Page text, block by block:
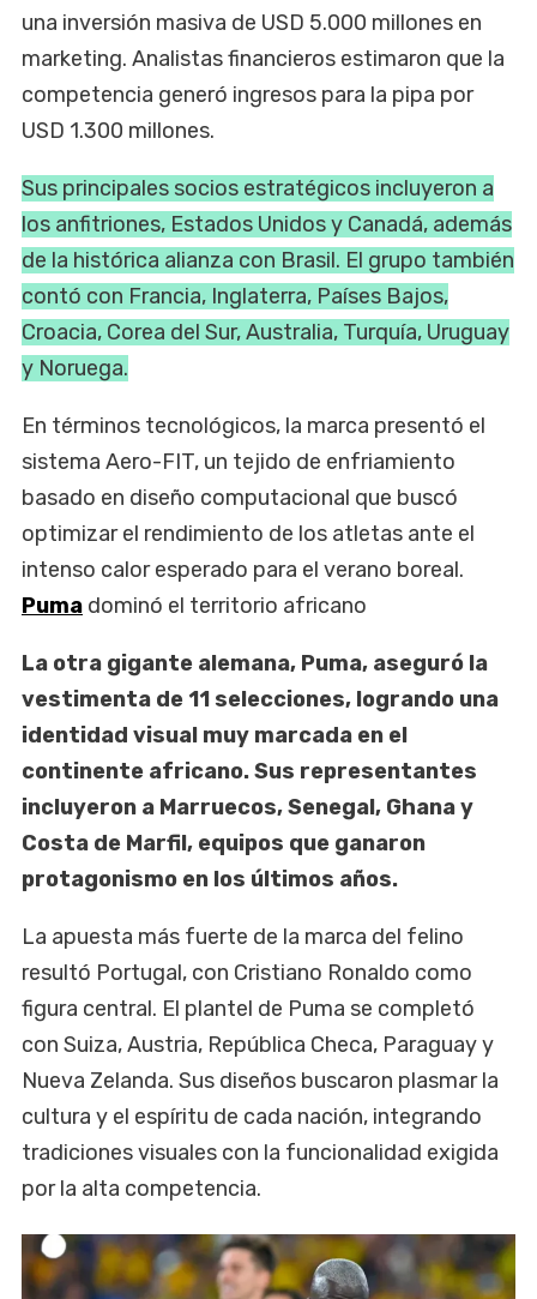
una inversión masiva de USD 5.000 millones en
marketing. Analistas financieros estimaron que la
competencia generó ingresos para la pipa por
USD 1.300 millones.
Sus principales socios estratégicos incluyeron a
los anfitriones, Estados Unidos y Canadá, además
de la histórica alianza con Brasil. El grupo también
contó con Francia, Inglaterra, Países Bajos,
Croacia, Corea del Sur, Australia, Turquía, Uruguay
y Noruega.
En términos tecnológicos, la marca presentó el
sistema Aero-FIT, un tejido de enfriamiento
basado en diseño computacional que buscó
optimizar el rendimiento de los atletas ante el
intenso calor esperado para el verano boreal.
Puma dominó el territorio africano
La otra gigante alemana, Puma, aseguró la
vestimenta de 11 selecciones, logrando una
identidad visual muy marcada en el
continente africano. Sus representantes
incluyeron a Marruecos, Senegal, Ghana y
Costa de Marfil, equipos que ganaron
protagonismo en los últimos años.
La apuesta más fuerte de la marca del felino
resultó Portugal, con Cristiano Ronaldo como
figura central. El plantel de Puma se completó
con Suiza, Austria, República Checa, Paraguay y
Nueva Zelanda. Sus diseños buscaron plasmar la
cultura y el espíritu de cada nación, integrando
tradiciones visuales con la funcionalidad exigida
por la alta competencia.